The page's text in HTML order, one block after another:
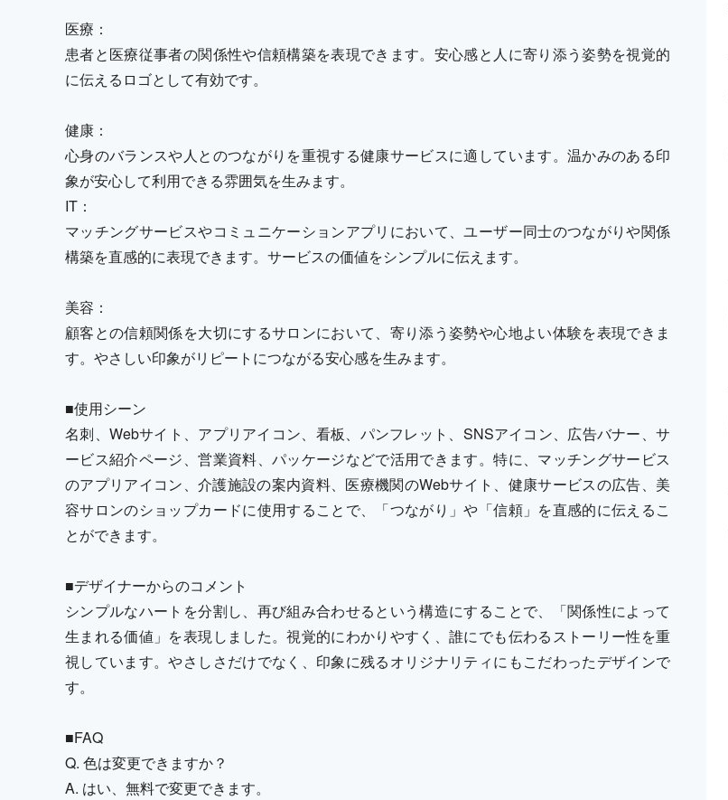
医療：
患者と医療従事者の関係性や信頼構築を表現できます。安心感と人に寄り添う姿勢を視覚的
に伝えるロゴとして有効です。
健康：
心身のバランスや人とのつながりを重視する健康サービスに適しています。温かみのある印
象が安心して利用できる雰囲気を生みます。
IT：
マッチングサービスやコミュニケーションアプリにおいて、ユーザー同士のつながりや関係
構築を直感的に表現できます。サービスの価値をシンプルに伝えます。
美容：
顧客との信頼関係を大切にするサロンにおいて、寄り添う姿勢や心地よい体験を表現できま
す。やさしい印象がリピートにつながる安心感を生みます。
■使用シーン
名刺、Webサイト、アプリアイコン、看板、パンフレット、SNSアイコン、広告バナー、サ
ービス紹介ページ、営業資料、パッケージなどで活用できます。特に、マッチングサービス
のアプリアイコン、介護施設の案内資料、医療機関のWebサイト、健康サービスの広告、美
容サロンのショップカードに使用することで、「つながり」や「信頼」を直感的に伝えるこ
とができます。
■デザイナーからのコメント
シンプルなハートを分割し、再び組み合わせるという構造にすることで、「関係性によって
生まれる価値」を表現しました。視覚的にわかりやすく、誰にでも伝わるストーリー性を重
視しています。やさしさだけでなく、印象に残るオリジナリティにもこだわったデザインで
す。
■FAQ
Q. 色は変更できますか？
A. はい、無料で変更できます。